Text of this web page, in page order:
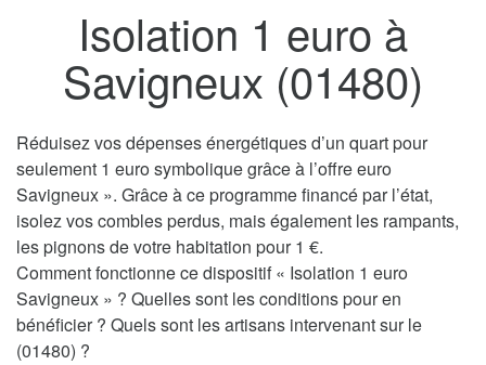
Isolation 1 euro à
Savigneux (01480)
Réduisez vos dépenses énergétiques d’un quart pour
seulement 1 euro symbolique grâce à l’offre euro
Savigneux ». Grâce à ce programme financé par l’état,
isolez vos combles perdus, mais également les rampants,
les pignons de votre habitation pour 1 €.
Comment fonctionne ce dispositif « Isolation 1 euro
Savigneux » ? Quelles sont les conditions pour en
bénéficier ? Quels sont les artisans intervenant sur le
(01480) ?